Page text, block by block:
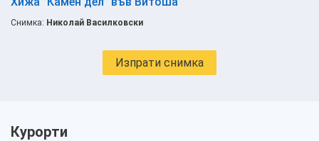
Снимка: Николай Василковски
Изпрати снимка
Курорти